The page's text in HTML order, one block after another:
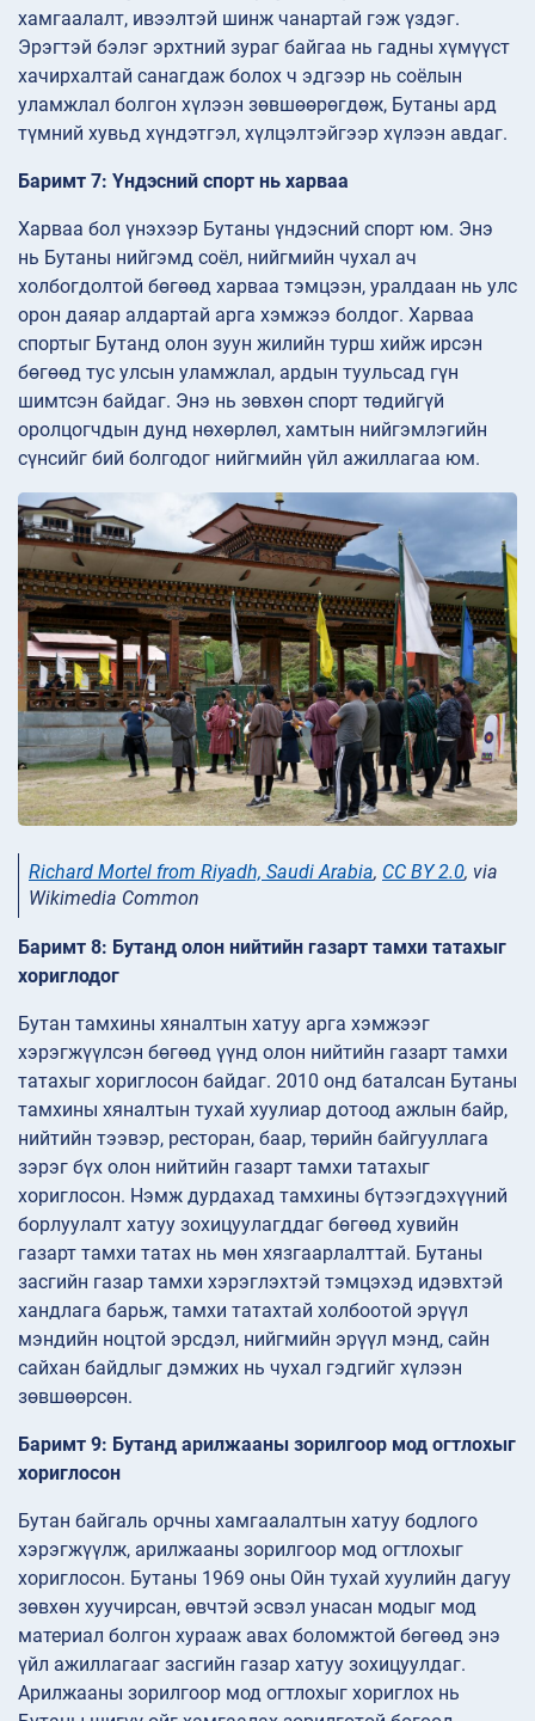
хамгаалалт, ивээлтэй шинж чанартай гэж үздэг.
Эрэгтэй бэлэг эрхтний зураг байгаа нь гадны хүмүүст
хачирхалтай санагдаж болох ч эдгээр нь соёлын
уламжлал болгон хүлээн зөвшөөрөгдөж, Бутаны ард
түмний хувьд хүндэтгэл, хүлцэлтэйгээр хүлээн авдаг.
Баримт 7: Үндэсний спорт нь харваа
Харваа бол үнэхээр Бутаны үндэсний спорт юм. Энэ
нь Бутаны нийгэмд соёл, нийгмийн чухал ач
холбогдолтой бөгөөд харваа тэмцээн, уралдаан нь улс
орон даяар алдартай арга хэмжээ болдог. Харваа
спортыг Бутанд олон зуун жилийн турш хийж ирсэн
бөгөөд тус улсын уламжлал, ардын туульсад гүн
шимтсэн байдаг. Энэ нь зөвхөн спорт төдийгүй
оролцогчдын дунд нөхөрлөл, хамтын нийгэмлэгийн
сүнсийг бий болгодог нийгмийн үйл ажиллагаа юм.
Richard Mortel from Riyadh, Saudi Arabia, CC BY 2.0, via
Wikimedia Common
Баримт 8: Бутанд олон нийтийн газарт тамхи татахыг
хориглодог
Бутан тамхины хяналтын хатуу арга хэмжээг
хэрэгжүүлсэн бөгөөд үүнд олон нийтийн газарт тамхи
татахыг хориглосон байдаг. 2010 онд баталсан Бутаны
тамхины хяналтын тухай хуулиар дотоод ажлын байр,
нийтийн тээвэр, ресторан, баар, төрийн байгууллага
зэрэг бүх олон нийтийн газарт тамхи татахыг
хориглосон. Нэмж дурдахад тамхины бүтээгдэхүүний
борлуулалт хатуу зохицуулагддаг бөгөөд хувийн
газарт тамхи татах нь мөн хязгаарлалттай. Бутаны
засгийн газар тамхи хэрэглэхтэй тэмцэхэд идэвхтэй
хандлага барьж, тамхи татахтай холбоотой эрүүл
мэндийн ноцтой эрсдэл, нийгмийн эрүүл мэнд, сайн
сайхан байдлыг дэмжих нь чухал гэдгийг хүлээн
зөвшөөрсөн.
Баримт 9: Бутанд арилжааны зорилгоор мод огтлохыг
хориглосон
Бутан байгаль орчны хамгаалалтын хатуу бодлого
хэрэгжүүлж, арилжааны зорилгоор мод огтлохыг
хориглосон. Бутаны 1969 оны Ойн тухай хуулийн дагуу
зөвхөн хуучирсан, өвчтэй эсвэл унасан модыг мод
материал болгон хурааж авах боломжтой бөгөөд энэ
үйл ажиллагааг засгийн газар хатуу зохицуулдаг.
Арилжааны зорилгоор мод огтлохыг хориглох нь